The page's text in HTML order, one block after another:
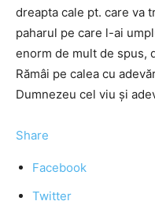
dreapta cale pt. care va
paharul pe care l-ai
enorm de mult de spus,
Rămâi pe calea cu
Dumnezeu cel viu şi
Share
Facebook
Twitter